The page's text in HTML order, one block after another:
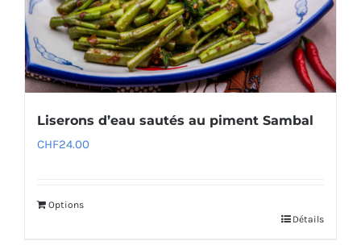
Liserons d’eau sautés au piment Sambal
CHF24.00
Options
Détails